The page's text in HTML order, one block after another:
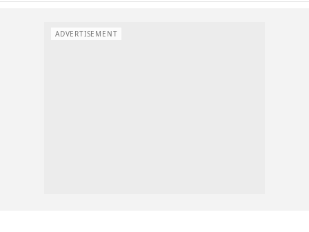
ADVERTISEMENT